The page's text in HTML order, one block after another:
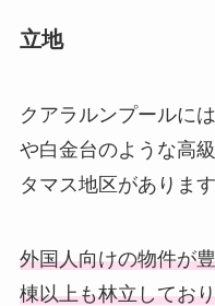
立地
クアラルンプールに
や白金台のような高
タマス地区があります
外国人向けの物件が
棟以上も林立してお